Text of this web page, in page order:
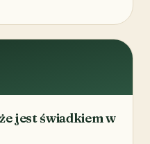
jest świadkiem w